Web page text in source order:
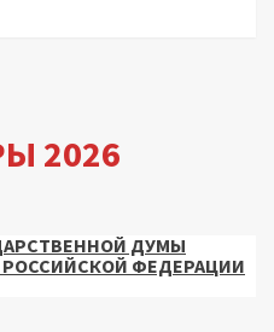
2026
ДУМЫ
ФЕДЕРАЦИИ